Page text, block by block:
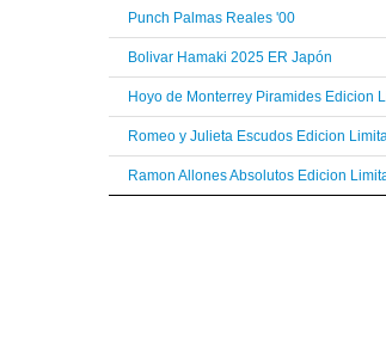
Punch Palmas Reales '00
Bolivar Hamaki 2025 ER Japón
Romeo y Julieta Escudos Edicion
Ramon Allones Absolutos Edicion